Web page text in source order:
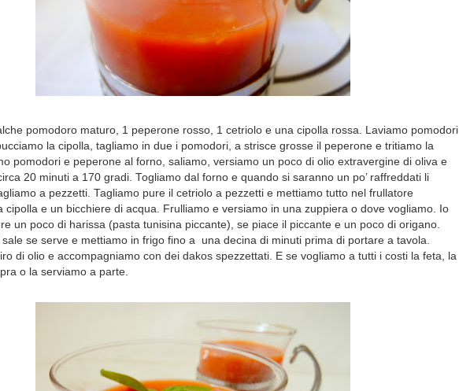
pomodoro maturo, 1 peperone rosso, 1 cetriolo e una cipolla rossa. Laviamo pomodori
la cipolla, tagliamo in due i pomodori, a strisce grosse il peperone e tritiamo la
pomodori e peperone al forno, saliamo, versiamo un poco di olio extravergine di oliva e
20 minuti a 170 gradi. Togliamo dal forno e quando si saranno un po’ raffreddati li
a pezzetti. Tagliamo pure il cetriolo a pezzetti e mettiamo tutto nel frullatore
cipolla e un bicchiere di acqua. Frulliamo e versiamo in una zuppiera o dove vogliamo. Io
un poco di harissa (pasta tunisina piccante), se piace il piccante e un poco di origano.
se serve e mettiamo in frigo fino a una decina di minuti prima di portare a tavola.
di olio e accompagniamo con dei dakos spezzettati. E se vogliamo a tutti i costi la feta, la
o la serviamo a parte.